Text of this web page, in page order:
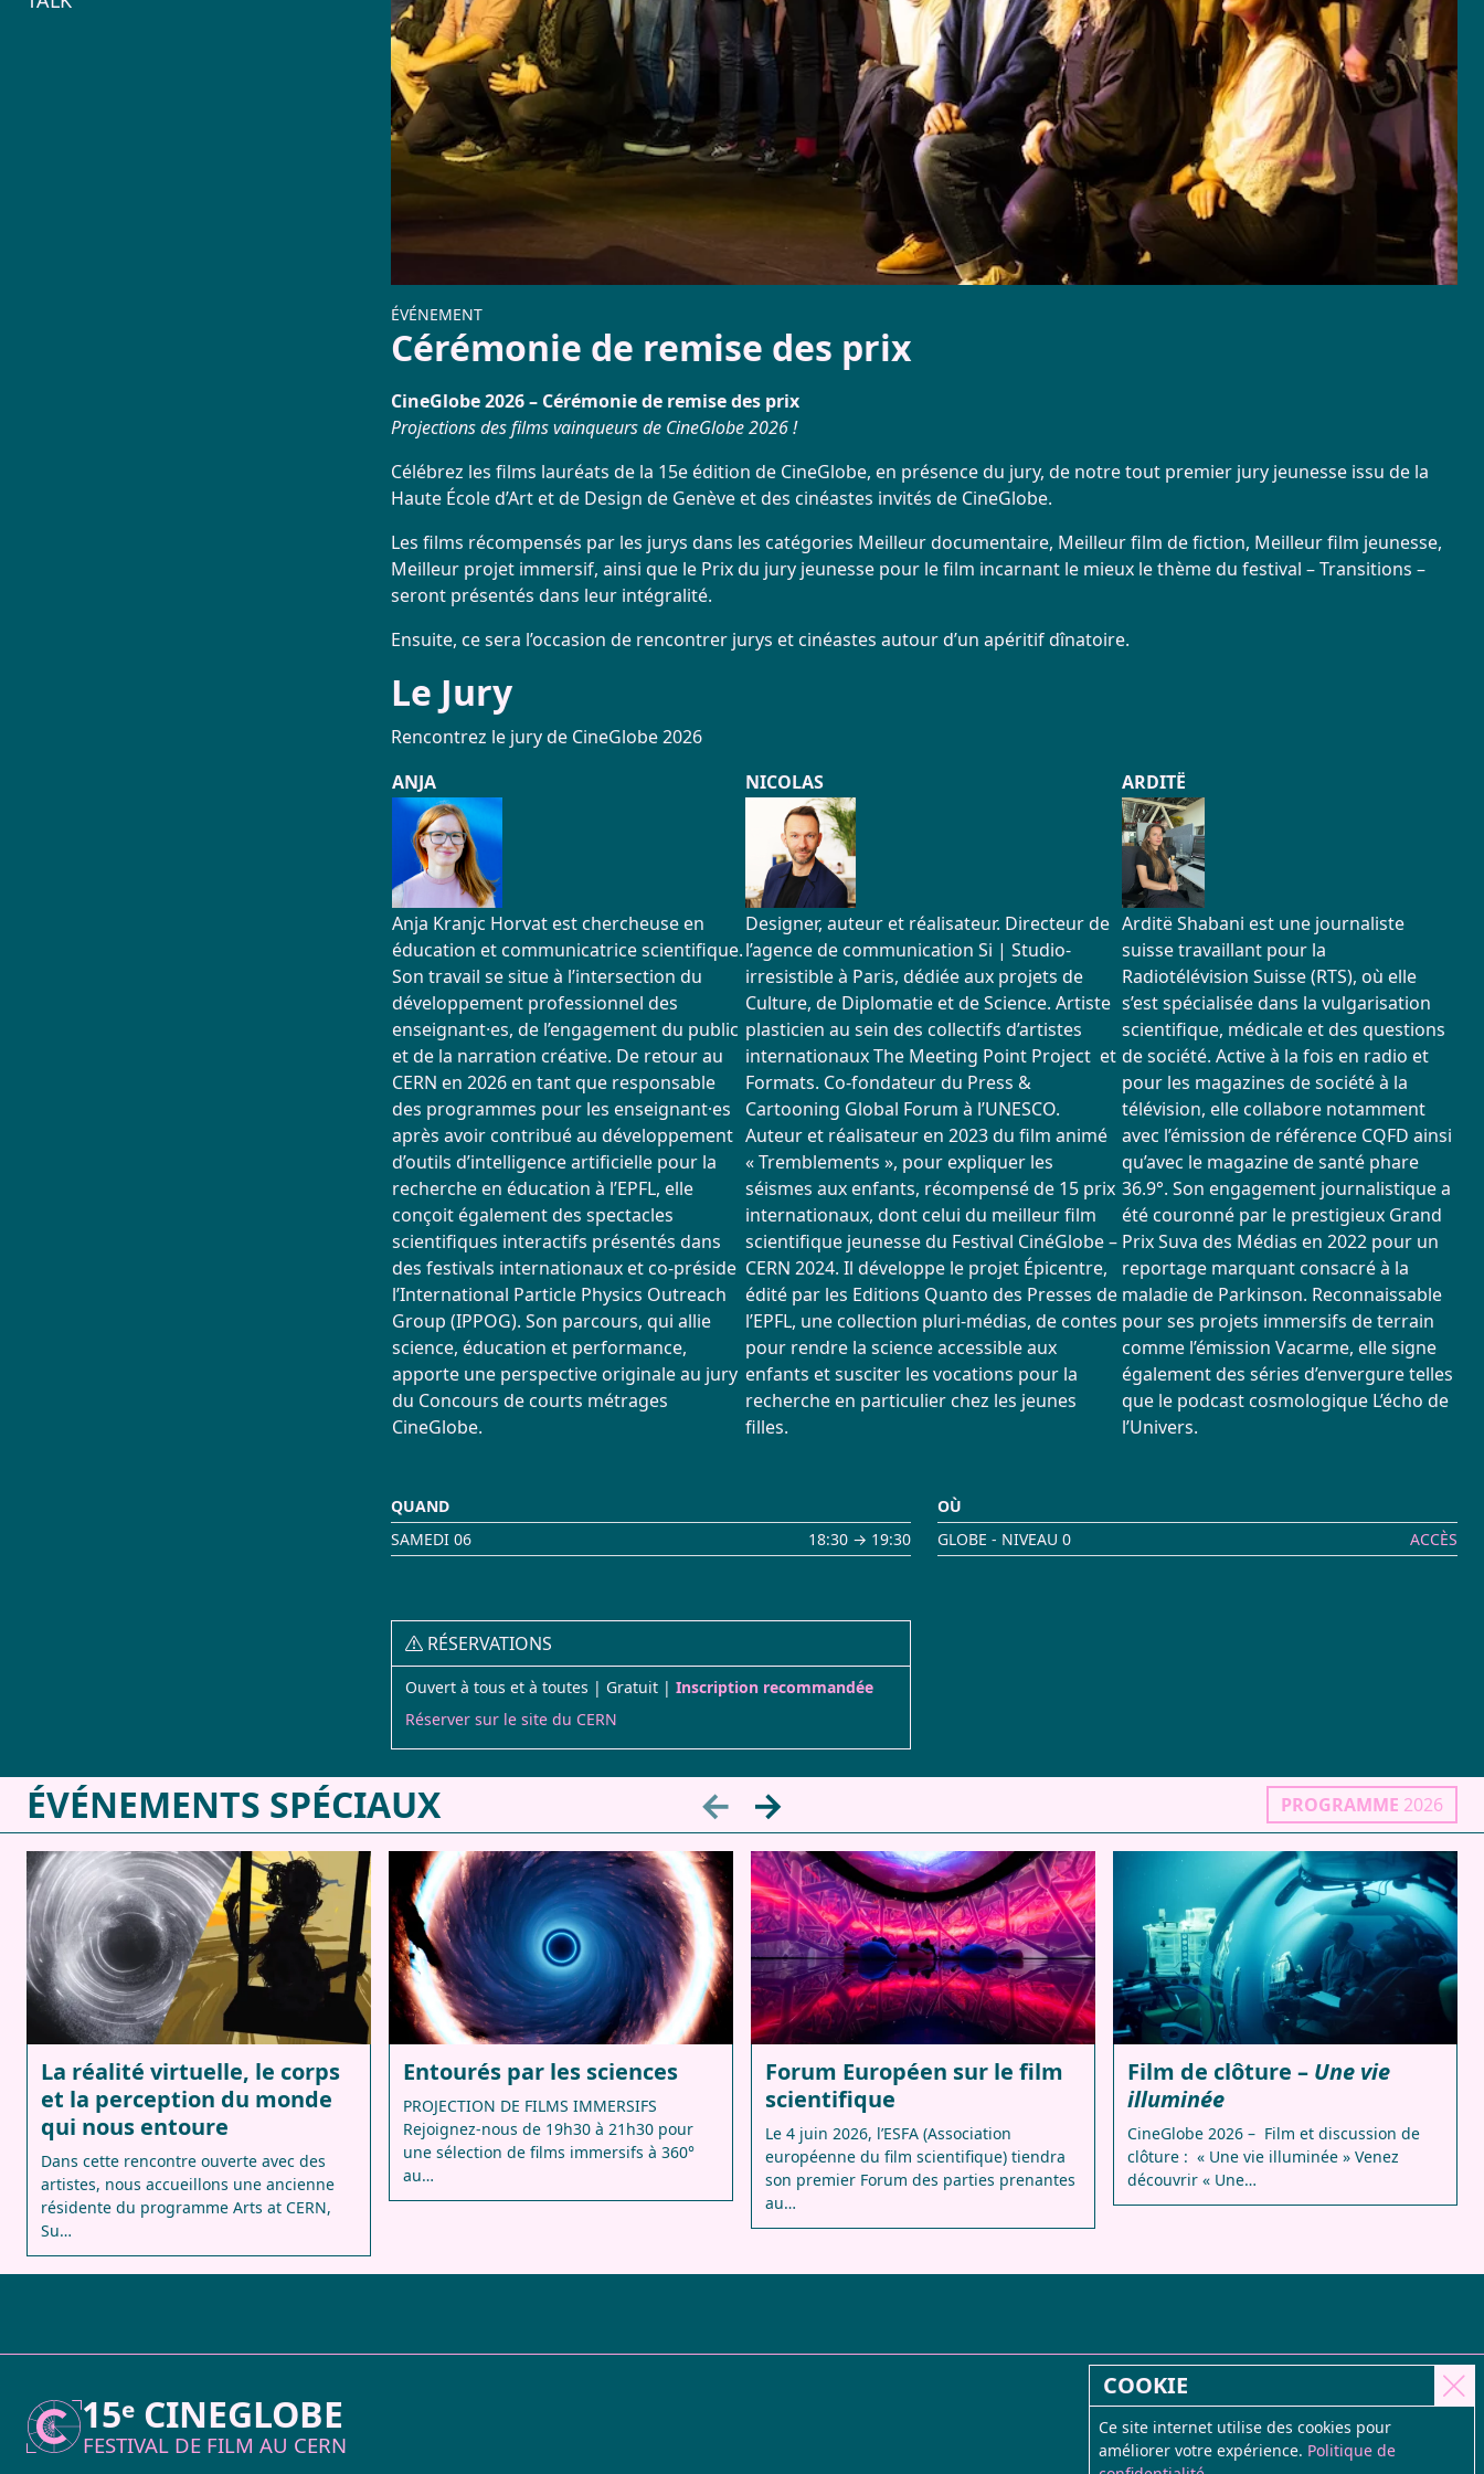
ÉVÉNEMENT
Cérémonie de remise des prix
CineGlobe 2026 – Cérémonie de remise des prix
Projections des films vainqueurs de CineGlobe 2026 !
Célébrez les films lauréats de la 15e édition de CineGlobe, en présence du jury, de notre tout premier jury jeunesse issu de la
Haute École d’Art et de Design de Genève et des cinéastes invités de CineGlobe.
Les films récompensés par les jurys dans les catégories Meilleur documentaire, Meilleur film de fiction, Meilleur film jeunesse,
Meilleur projet immersif, ainsi que le Prix du jury jeunesse pour le film incarnant le mieux le thème du festival – Transitions –
seront présentés dans leur intégralité.
Ensuite, ce sera l’occasion de rencontrer jurys et cinéastes autour d’un apéritif dînatoire.
Le Jury
Rencontrez le jury de CineGlobe 2026
ANJA
NICOLAS ARDITË
Anja Kranjc Horvat est chercheuse en
éducation et communicatrice scientifique.
Son travail se situe à l’intersection du
développement professionnel des
enseignant·es, de l’engagement du public
et de la narration créative. De retour au
CERN en 2026 en tant que responsable
des programmes pour les enseignant·es
après avoir contribué au développement
d’outils d’intelligence artificielle pour la
recherche en éducation à l’EPFL, elle
conçoit également des spectacles
scientifiques interactifs présentés dans
des festivals internationaux et co-préside
l’International Particle Physics Outreach
Group (IPPOG). Son parcours, qui allie
science, éducation et performance,
apporte une perspective originale au jury
du Concours de courts métrages
CineGlobe.
Designer, auteur et réalisateur. Directeur de
l’agence de communication Si | Studio-
irresistible à Paris, dédiée aux projets de
Culture, de Diplomatie et de Science. Artiste
plasticien au sein des collectifs d’artistes
internationaux The Meeting Point Project et
Formats. Co-fondateur du Press &
Cartooning Global Forum à l’UNESCO.
Auteur et réalisateur en 2023 du film animé
« Tremblements », pour expliquer les
séismes aux enfants, récompensé de 15 prix
internationaux, dont celui du meilleur film
scientifique jeunesse du Festival CinéGlobe –
CERN 2024. Il développe le projet Épicentre,
édité par les Editions Quanto des Presses de
l’EPFL, une collection pluri-médias, de contes
pour rendre la science accessible aux
enfants et susciter les vocations pour la
recherche en particulier chez les jeunes
filles.
Arditë Shabani est une journaliste
suisse travaillant pour la
Radiotélévision Suisse (RTS), où elle
s’est spécialisée dans la vulgarisation
scientifique, médicale et des questions
de société. Active à la fois en radio et
pour les magazines de société à la
télévision, elle collabore notamment
avec l’émission de référence CQFD ainsi
qu’avec le magazine de santé phare
36.9°. Son engagement journalistique a
été couronné par le prestigieux Grand
Prix Suva des Médias en 2022 pour un
reportage marquant consacré à la
maladie de Parkinson. Reconnaissable
pour ses projets immersifs de terrain
comme l’émission Vacarme, elle signe
également des séries d’envergure telles
que le podcast cosmologique L’écho de
l’Univers.
QUAND
SAMEDI 06
18:30 → 19:30
OÙ
GLOBE - NIVEAU 0
ACCÈS
RÉSERVATIONS
Ouvert à tous et à toutes | Gratuit | Inscription recommandée
Réserver sur le site du CERN
ÉVÉNEMENTS SPÉCIAUX ← → PROGRAMME 2026
La réalité virtuelle, le corps
et la perception du monde
qui nous entoure
Dans cette rencontre ouverte avec des
artistes, nous accueillons une ancienne
résidente du programme Arts at CERN,
Su…
Entourés par les sciences
PROJECTION DE FILMS IMMERSIFS
Rejoignez-nous de 19h30 à 21h30 pour
une sélection de films immersifs à 360°
au…
Forum Européen sur le film
scientifique
Le 4 juin 2026, l’ESFA (Association
européenne du film scientifique) tiendra
son premier Forum des parties prenantes
au…
Film de clôture – Une vie
illuminée
CineGlobe 2026 – Film et discussion de
clôture : « Une vie illuminée » Venez
découvrir « Une…
15ᵉ CINEGLOBE
FESTIVAL DE FILM AU CERN
Infos Pratiques
Réservation
Répertoire
COOKIE
Ce site internet utilise des cookies pour
améliorer votre expérience. Politique de